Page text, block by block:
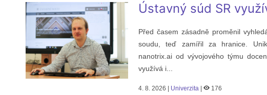
Ústavný súd SR
Před časem zásadně proměnil
soudu, teď zamířil za hranice.
nanotrix.ai od vývojového týmu
využívá i...
4. 8. 2026 | Univerzita | 176